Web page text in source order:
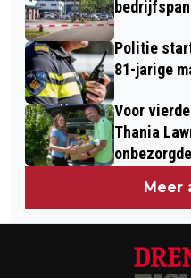
ASSEN
VORSTSCHADE
Politie
81-jarige
Voor
Thania
Meer